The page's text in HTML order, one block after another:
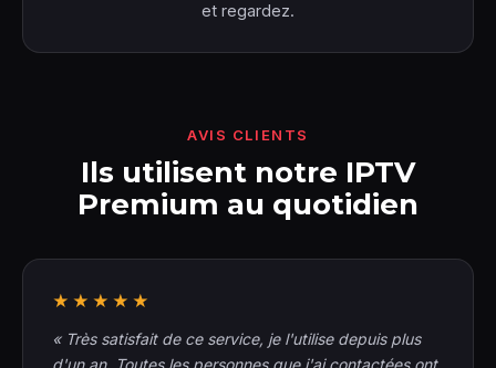
et regardez.
AVIS CLIENTS
Ils utilisent notre IPTV
Premium au quotidien
★★★★★
« Très satisfait de ce service, je l'utilise depuis plus
d'un an. Toutes les personnes que j'ai contactées ont